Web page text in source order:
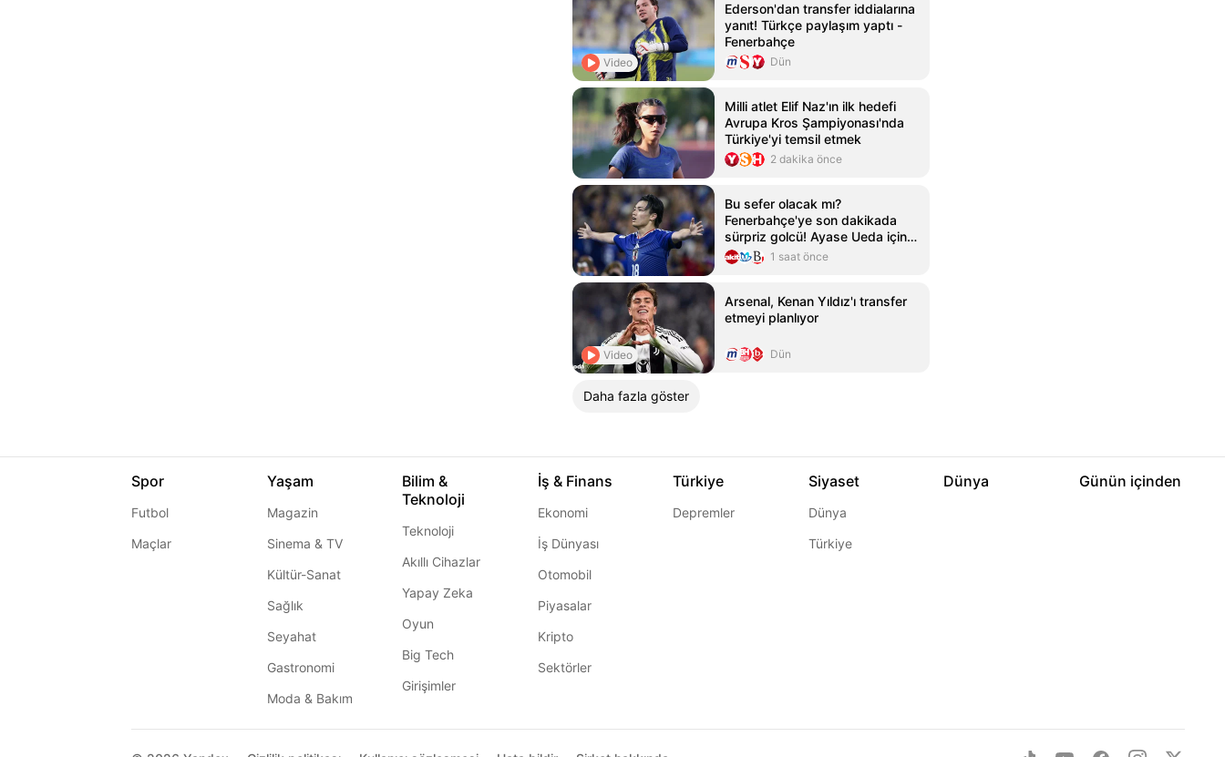
Video
Ederson'dan transfer iddialarına
yanıt! Türkçe paylaşım yaptı -
Fenerbahçe
Dün
Milli atlet Elif Naz'ın ilk hedefi
Avrupa Kros Şampiyonası'nda
Türkiye'yi temsil etmek
2 dakika önce
Bu sefer olacak mı?
Fenerbahçe'ye son dakikada
sürpriz golcü! Ayase Ueda için
milyonlarca euroluk teklif
1 saat önce
Video
Arsenal, Kenan Yıldız'ı transfer
etmeyi planlıyor
Dün
Daha fazla göster
Spor
Futbol
Maçlar
Yaşam
Magazin
Sinema & TV
Kültür-Sanat
Sağlık
Seyahat
Gastronomi
Moda & Bakım
Bilim &
Teknoloji
Teknoloji
Akıllı Cihazlar
Yapay Zeka
Oyun
Big Tech
Girişimler
İş & Finans
Ekonomi
İş Dünyası
Otomobil
Piyasalar
Kripto
Sektörler
Türkiye
Depremler
Siyaset
Dünya
Türkiye
Dünya Günün içinden